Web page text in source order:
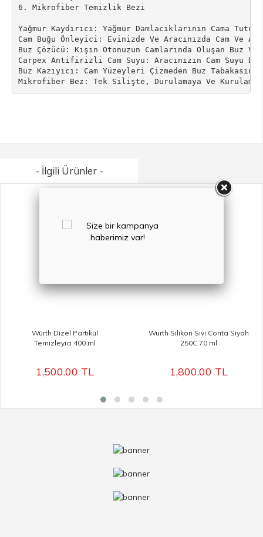
6. Mikrofiber Temizlik Bezi
Yağmur Kaydırıcı: Yağmur Damlacıklarının Cama
Cam Buğu Önleyici: Evinizde Ve Aracınızda Cam Ve
Buz Çözücü: Kışın Otonuzun Camlarında Oluşan
Carpex Antifirizli Cam Suyu: Aracınızın Cam Suyu
Buz Kazıyıcı: Cam Yüzeyleri Çizmeden Buz
Mikrofiber Bez: Tek Silişte, Durulamaya Ve
- İlgili Ürünler -
Würth Dizel Partikül
Temizleyici 400 ml
1,500.00 TL
Würth Silikon Sıvı Conta Siyah
250C 70 ml
1,800.00 TL